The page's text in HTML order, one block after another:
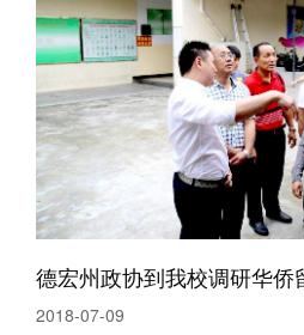
德宏州政协到我校调研华侨
2018-07-09